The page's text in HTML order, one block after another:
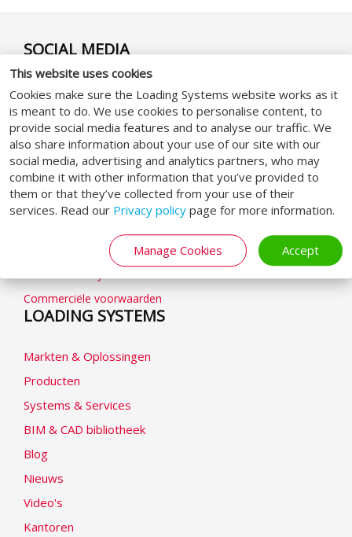
This website uses cookies
Cookies make sure the Loading Systems website works as it
is meant to do. We use cookies to personalise content, to
provide social media features and to analyse our traffic. We
also share information about your use of our site with our
social media, advertising and analytics partners, who may
combine it with other information that you’ve provided to
them or that they’ve collected from your use of their
services. Read our Privacy policy page for more information.
Manage Cookies Accept
SOCIAL MEDIA
ALGEMEEN
Algemene voorwaarden
Commerciële voorwaarden
LOADING SYSTEMS
Markten & Oplossingen
Producten
Systems & Services
BIM & CAD bibliotheek
Blog
Nieuws
Video's
Kantoren